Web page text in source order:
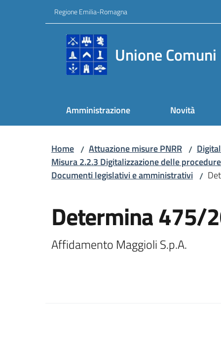
Vai al contenuto
Vai alla navigazioneRegione Emilia-Romagna
Unione
Amministrazione Novità
Home / Attuazione misure PNRR /
Misura 2.2.3 Digitalizzazione delle
Documenti legislativi e amministrativi /
Determina 475/
Affidamento Maggioli S.p.A.